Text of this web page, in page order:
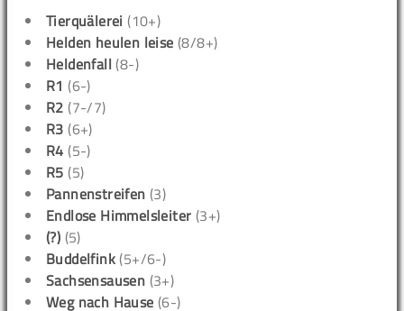
Tierquälerei (10+)
Helden heulen leise (8/8+)
Heldenfall (8-)
R1 (6-)
R2 (7-/7)
R3 (6+)
R4 (5-)
R5 (5)
Pannenstreifen (3)
Endlose Himmelsleiter (3+)
(?) (5)
Buddelfink (5+/6-)
Sachsensausen (3+)
Weg nach Hause (6-)